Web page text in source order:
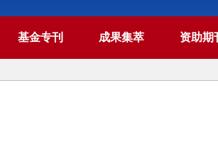
基金专刊 成果集萃 资助期